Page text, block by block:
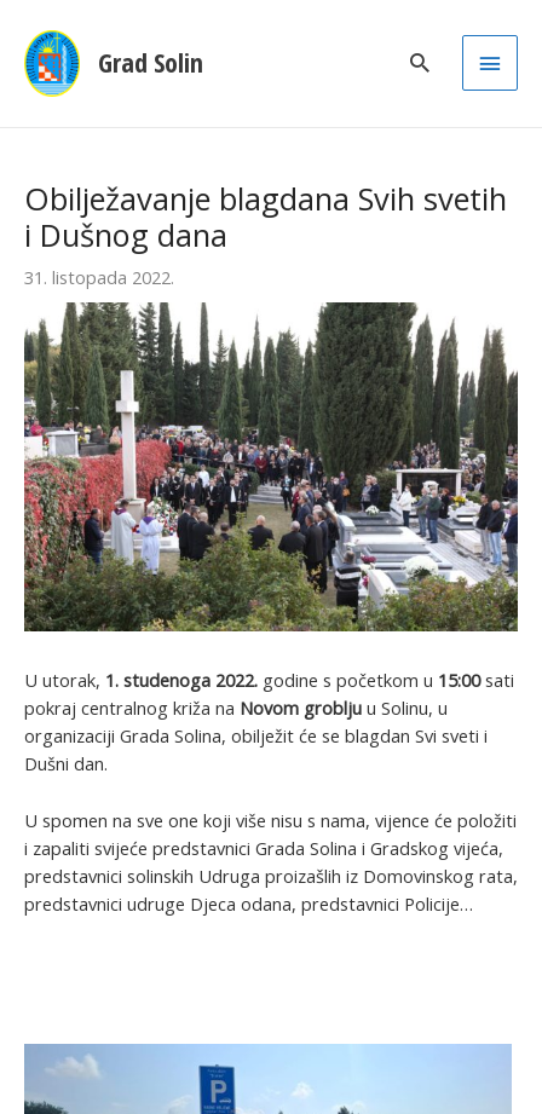
Grad Solin
Main
Obilježavanje blagdana Svih svetih
i Dušnog dana
31. listopada 2022.
U utorak, 1. studenoga 2022. godine s početkom u 15:00sati
pokraj centralnog križa na Novom groblju u Solinu, u
organizaciji Grada Solina, obilježit će se blagdan Svi sveti i
Dušni dan.
U spomen na sve one koji više nisu s nama, vijence će položiti
i zapaliti svijeće predstavnici Grada Solina i Gradskog vijeća,
predstavnici solinskih Udruga proizašlih iz Domovinskog rata,
predstavnici udruge Djeca odana, predstavnici Policije…